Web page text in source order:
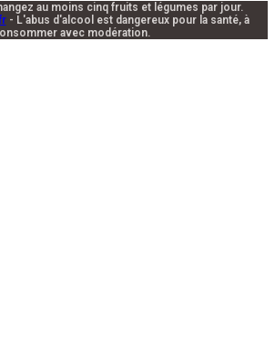
au moins cinq fruits et légumes par jour.
- L'abus d'alcool est dangereux pour la santé, à
avec modération.